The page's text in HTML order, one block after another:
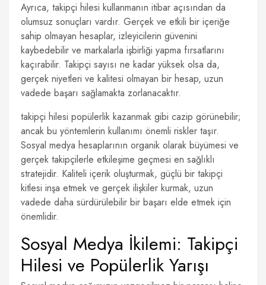
Ayrıca, takipçi hilesi kullanmanın itibar açısından da
olumsuz sonuçları vardır. Gerçek ve etkili bir içeriğe
sahip olmayan hesaplar, izleyicilerin güvenini
kaybedebilir ve markalarla işbirliği yapma fırsatlarını
kaçırabilir. Takipçi sayısı ne kadar yüksek olsa da,
gerçek niyetleri ve kalitesi olmayan bir hesap, uzun
vadede başarı sağlamakta zorlanacaktır.
takipçi hilesi popülerlik kazanmak gibi cazip görünebilir;
ancak bu yöntemlerin kullanımı önemli riskler taşır.
Sosyal medya hesaplarının organik olarak büyümesi ve
gerçek takipçilerle etkileşime geçmesi en sağlıklı
stratejidir. Kaliteli içerik oluşturmak, güçlü bir takipçi
kitlesi inşa etmek ve gerçek ilişkiler kurmak, uzun
vadede daha sürdürülebilir bir başarı elde etmek için
önemlidir.
Sosyal Medya İkilemi: Takipçi
Hilesi ve Popülerlik Yarışı